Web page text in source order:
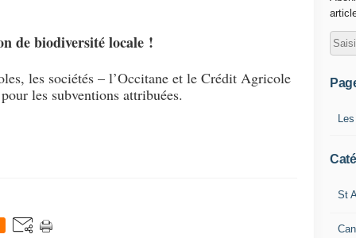
de biodiversité locale !
les sociétés – l’Occitane et le Crédit Agricole
les subventions attribuées.
St